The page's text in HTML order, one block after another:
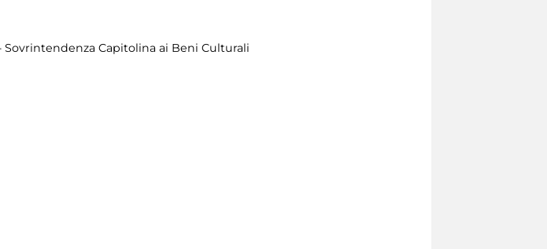
Sovrintendenza Capitolina ai Beni Culturali